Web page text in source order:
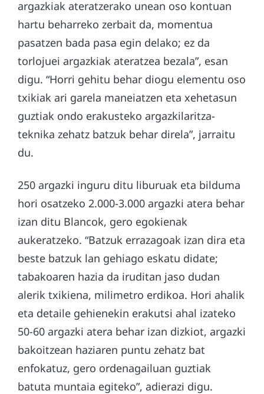
argazkiak ateratzerako unean oso kontuan
hartu beharreko zerbait da, momentua
pasatzen bada pasa egin delako; ez da
torlojuei argazkiak ateratzea bezala”, esan
digu. “Horri gehitu behar diogu elementu oso
txikiak ari garela maneiatzen eta xehetasun
guztiak ondo erakusteko argazkilaritza-
teknika zehatz batzuk behar direla”, jarraitu
du.
250 argazki inguru ditu liburuak eta bilduma
hori osatzeko 2.000-3.000 argazki atera behar
izan ditu Blancok, gero egokienak
aukeratzeko. “Batzuk errazagoak izan dira eta
beste batzuk lan gehiago eskatu didate;
tabakoaren hazia da iruditan jaso dudan
alerik txikiena, milimetro erdikoa. Hori ahalik
eta detaile gehienekin erakutsi ahal izateko
50-60 argazki atera behar izan dizkiot, argazki
bakoitzean haziaren puntu zehatz bat
enfokatuz, gero ordenagailuan guztiak
batuta muntaia egiteko”, adierazi digu.